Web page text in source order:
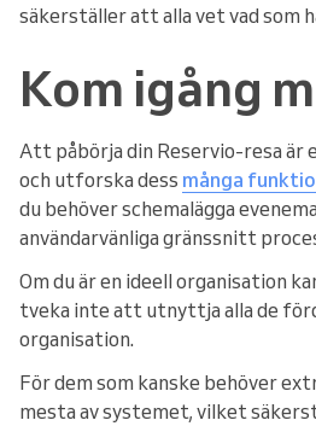
säkerställer att alla vet vad som
Kom igång
Att påbörja din Reservio-resa är
och utforska dess många
du behöver schemalägga
användarvänliga gränssnitt
Om du är en ideell organisation
tveka inte att utnyttja alla de
organisation.
För dem som kanske behöver
mesta av systemet, vilket